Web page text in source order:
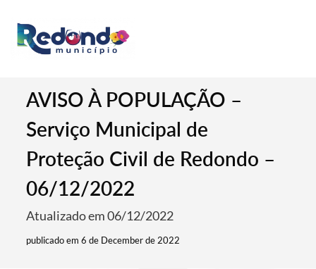
AVISO À POPULAÇÃO –
Serviço Municipal de
Proteção Civil de Redondo –
06/12/2022
Atualizado em 06/12/2022
publicado em 6 de December de 2022